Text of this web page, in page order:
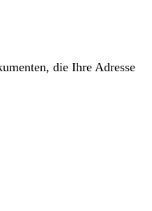
die Ihre Adresse